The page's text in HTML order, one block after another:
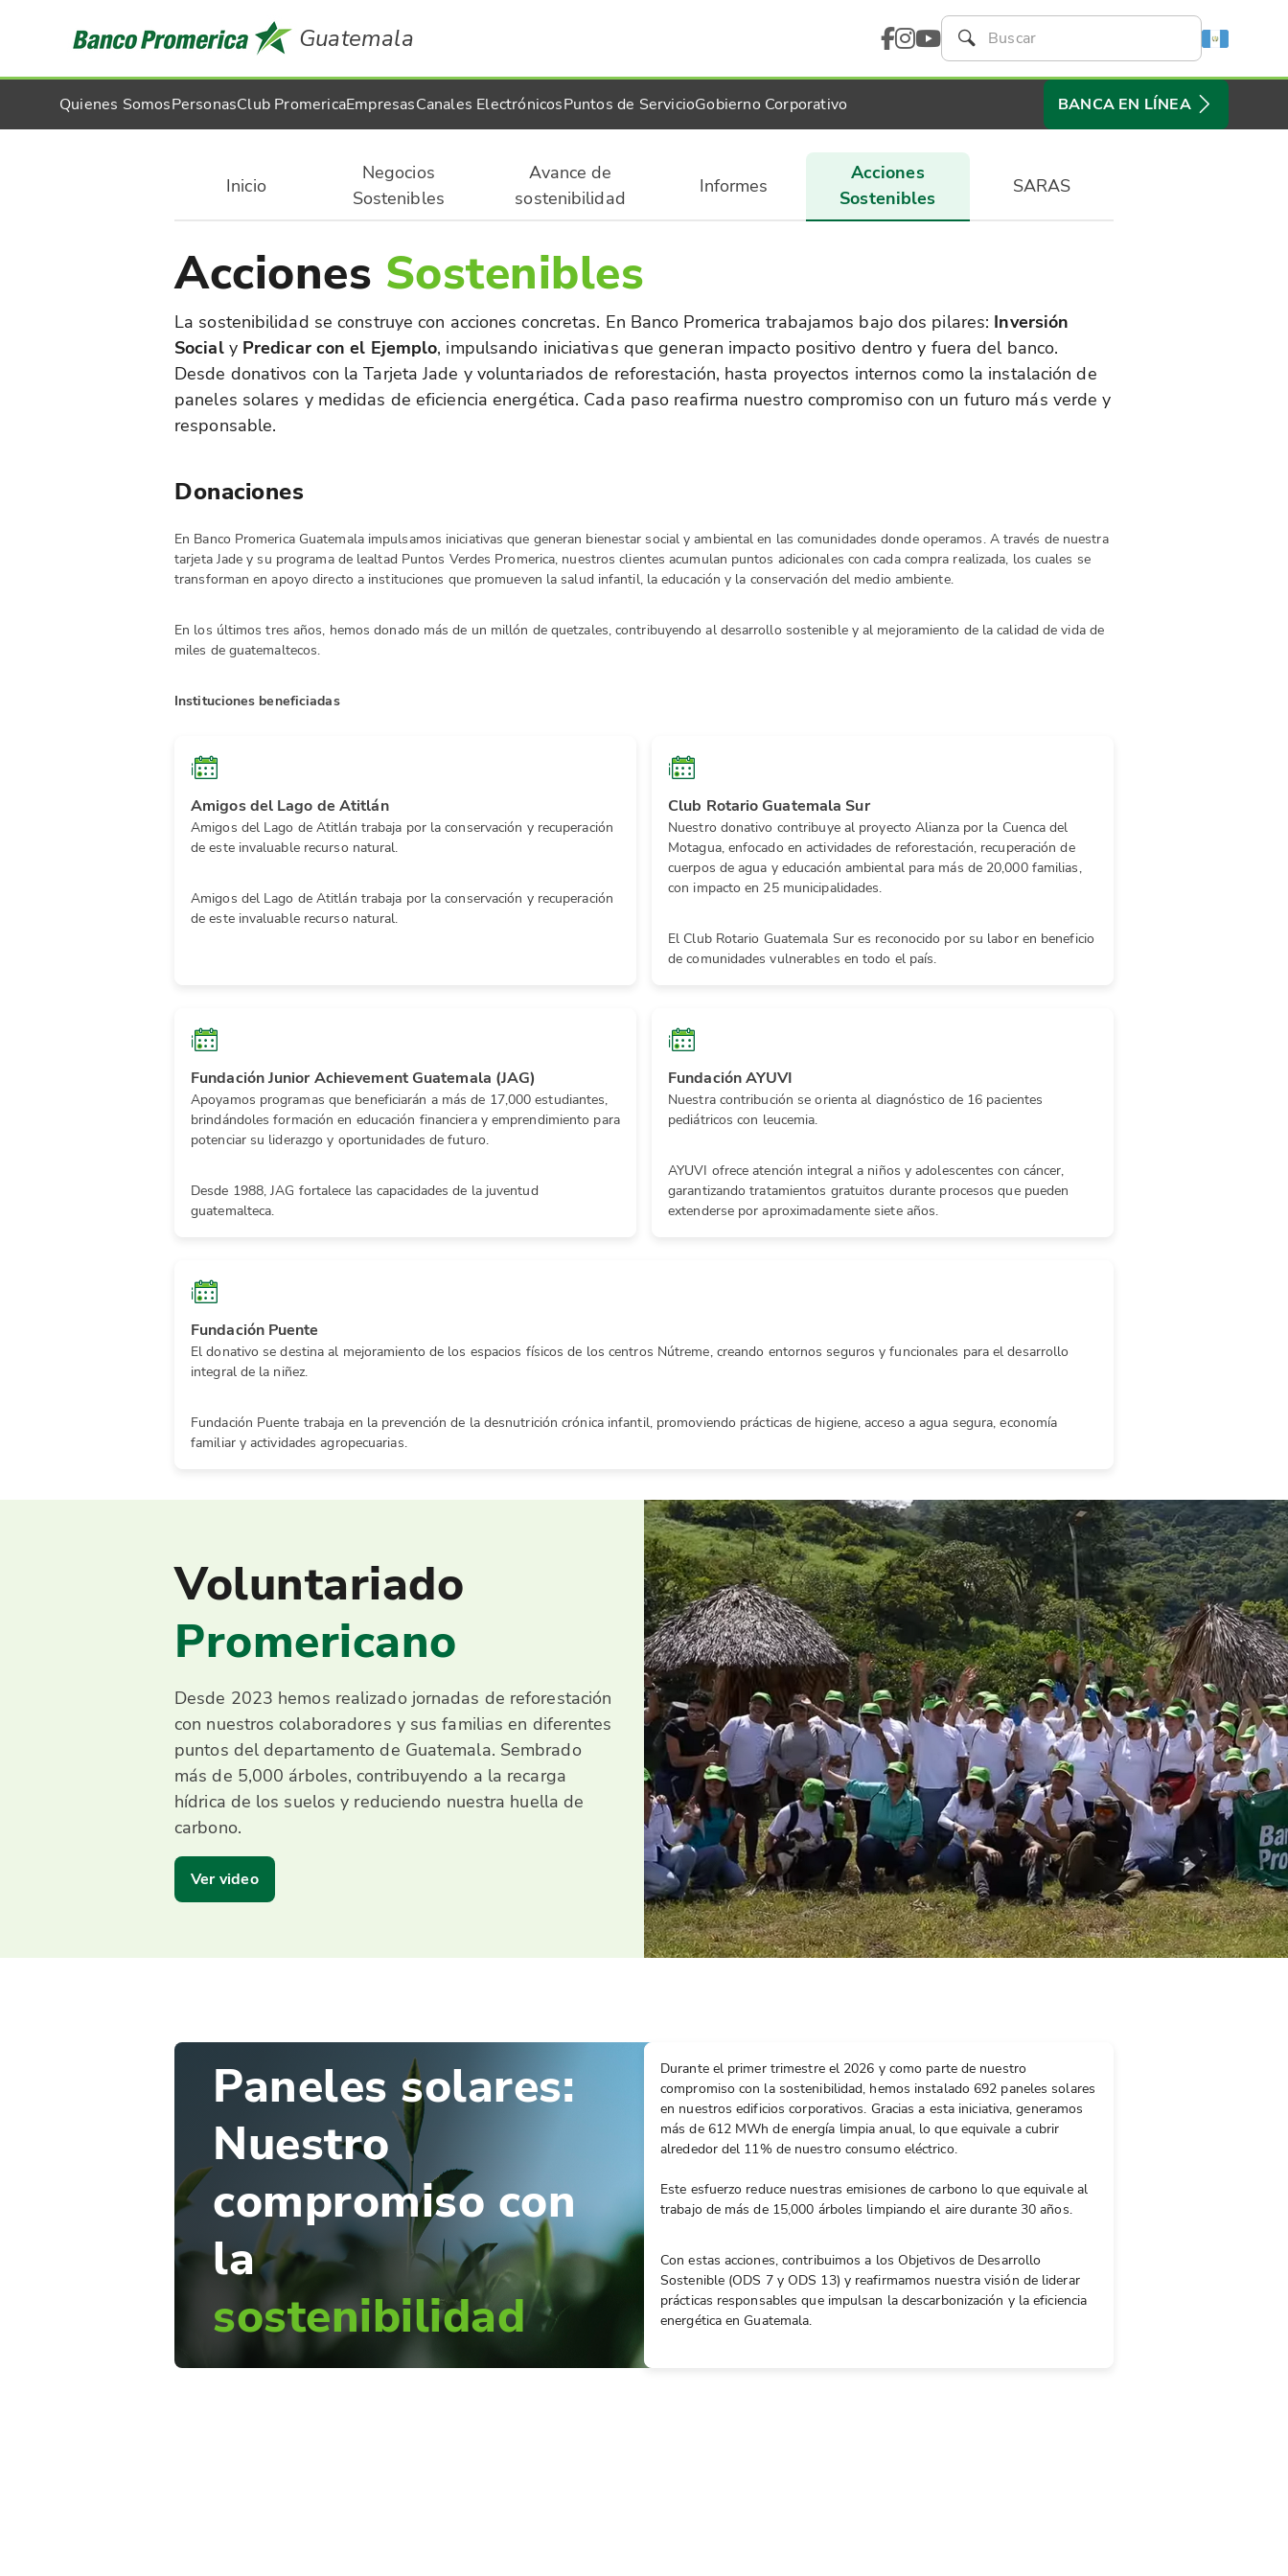
Guatemala
Quienes SomosPersonasClub PromericaEmpresasCanales ElectrónicosPuntos de ServicioGobierno Corporativo BANCA EN LÍNEA
Inicio
Negocios
Sostenibles
Avance de
sostenibilidad
Informes
Acciones
Sostenibles
SARAS
Acciones Sostenibles
La sostenibilidad se construye con acciones concretas. En Banco Promerica trabajamos bajo dos pilares: Inversión
Socialy Predicar con el Ejemplo, impulsando iniciativas que generan impacto positivo dentro y fuera del banco.
Desde donativos con la Tarjeta Jade y voluntariados de reforestación, hasta proyectos internos como la instalación de
paneles solares y medidas de eficiencia energética. Cada paso reafirma nuestro compromiso con un futuro más verde y
responsable.
Donaciones
En Banco Promerica Guatemala impulsamos iniciativas que generan bienestar social y ambiental en las comunidades donde operamos. A través de nuestra
tarjeta Jade y su programa de lealtad Puntos Verdes Promerica, nuestros clientes acumulan puntos adicionales con cada compra realizada, los cuales se
transforman en apoyo directo a instituciones que promueven la salud infantil, la educación y la conservación del medio ambiente.
En los últimos tres años, hemos donado más de un millón de quetzales, contribuyendo al desarrollo sostenible y al mejoramiento de la calidad de vida de
miles de guatemaltecos.
Instituciones beneficiadas
Amigos del Lago de Atitlán
Amigos del Lago de Atitlán trabaja por la conservación y recuperación
de este invaluable recurso natural.
Amigos del Lago de Atitlán trabaja por la conservación y recuperación
de este invaluable recurso natural.
Club Rotario Guatemala Sur
Nuestro donativo contribuye al proyecto Alianza por la Cuenca del
Motagua, enfocado en actividades de reforestación, recuperación de
cuerpos de agua y educación ambiental para más de 20,000 familias,
con impacto en 25 municipalidades.
El Club Rotario Guatemala Sur es reconocido por su labor en beneficio
de comunidades vulnerables en todo el país.
Fundación Junior Achievement Guatemala (JAG)
Apoyamos programas que beneficiarán a más de 17,000 estudiantes,
brindándoles formación en educación financiera y emprendimiento para
potenciar su liderazgo y oportunidades de futuro.
Desde 1988, JAG fortalece las capacidades de la juventud
guatemalteca.
Fundación AYUVI
Nuestra contribución se orienta al diagnóstico de 16 pacientes
pediátricos con leucemia.
AYUVI ofrece atención integral a niños y adolescentes con cáncer,
garantizando tratamientos gratuitos durante procesos que pueden
extenderse por aproximadamente siete años.
Fundación Puente
El donativo se destina al mejoramiento de los espacios físicos de los centros Nútreme, creando entornos seguros y funcionales para el desarrollo
integral de la niñez.
Fundación Puente trabaja en la prevención de la desnutrición crónica infantil, promoviendo prácticas de higiene, acceso a agua segura, economía
familiar y actividades agropecuarias.
Voluntariado
Promericano
Desde 2023 hemos realizado jornadas de reforestación
con nuestros colaboradores y sus familias en diferentes
puntos del departamento de Guatemala. Sembrado
más de 5,000 árboles, contribuyendo a la recarga
hídrica de los suelos y reduciendo nuestra huella de
carbono.
Ver video
Paneles solares:
Nuestro
compromiso con
la
sostenibilidad
Durante el primer trimestre el 2026 y como parte de nuestro
compromiso con la sostenibilidad, hemos instalado 692 paneles solares
en nuestros edificios corporativos. Gracias a esta iniciativa, generamos
más de 612 MWh de energía limpia anual, lo que equivale a cubrir
alrededor del 11% de nuestro consumo eléctrico.
Este esfuerzo reduce nuestras emisiones de carbono lo que equivale al
trabajo de más de 15,000 árboles limpiando el aire durante 30 años.
Con estas acciones, contribuimos a los Objetivos de Desarrollo
Sostenible (ODS 7 y ODS 13) y reafirmamos nuestra visión de liderar
prácticas responsables que impulsan la descarbonización y la eficiencia
energética en Guatemala.